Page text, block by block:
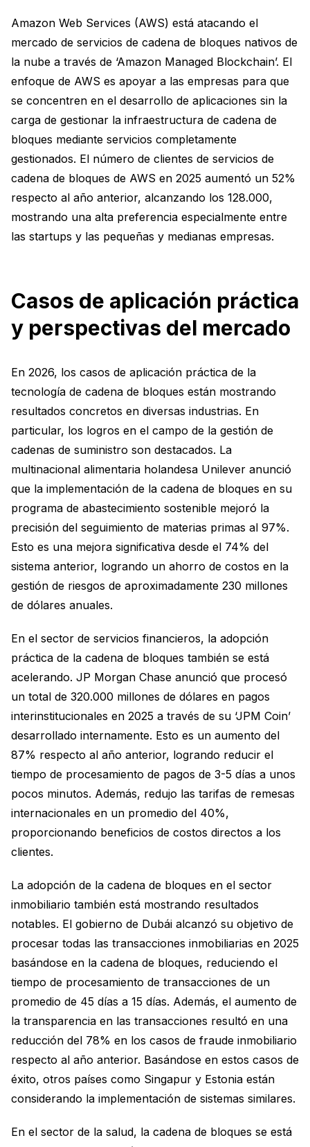
Amazon Web Services (AWS) está atacando el
mercado de servicios de cadena de bloques nativos de
la nube a través de ‘Amazon Managed Blockchain’. El
enfoque de AWS es apoyar a las empresas para que
se concentren en el desarrollo de aplicaciones sin la
carga de gestionar la infraestructura de cadena de
bloques mediante servicios completamente
gestionados. El número de clientes de servicios de
cadena de bloques de AWS en 2025 aumentó un 52%
respecto al año anterior, alcanzando los 128.000,
mostrando una alta preferencia especialmente entre
las startups y las pequeñas y medianas empresas.
Casos de aplicación práctica
y perspectivas del mercado
En 2026, los casos de aplicación práctica de la
tecnología de cadena de bloques están mostrando
resultados concretos en diversas industrias. En
particular, los logros en el campo de la gestión de
cadenas de suministro son destacados. La
multinacional alimentaria holandesa Unilever anunció
que la implementación de la cadena de bloques en su
programa de abastecimiento sostenible mejoró la
precisión del seguimiento de materias primas al 97%.
Esto es una mejora significativa desde el 74% del
sistema anterior, logrando un ahorro de costos en la
gestión de riesgos de aproximadamente 230 millones
de dólares anuales.
En el sector de servicios financieros, la adopción
práctica de la cadena de bloques también se está
acelerando. JP Morgan Chase anunció que procesó
un total de 320.000 millones de dólares en pagos
interinstitucionales en 2025 a través de su ‘JPM Coin’
desarrollado internamente. Esto es un aumento del
87% respecto al año anterior, logrando reducir el
tiempo de procesamiento de pagos de 3-5 días a unos
pocos minutos. Además, redujo las tarifas de remesas
internacionales en un promedio del 40%,
proporcionando beneficios de costos directos a los
clientes.
La adopción de la cadena de bloques en el sector
inmobiliario también está mostrando resultados
notables. El gobierno de Dubái alcanzó su objetivo de
procesar todas las transacciones inmobiliarias en 2025
basándose en la cadena de bloques, reduciendo el
tiempo de procesamiento de transacciones de un
promedio de 45 días a 15 días. Además, el aumento de
la transparencia en las transacciones resultó en una
reducción del 78% en los casos de fraude inmobiliario
respecto al año anterior. Basándose en estos casos de
éxito, otros países como Singapur y Estonia están
considerando la implementación de sistemas similares.
En el sector de la salud, la cadena de bloques se está